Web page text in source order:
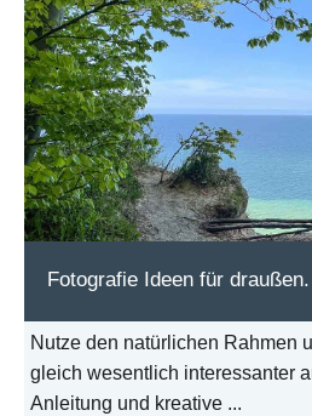
Fotografie Ideen für
Nutze den natürlichen Rahmen
gleich wesentlich interessanter
Anleitung und kreative ...